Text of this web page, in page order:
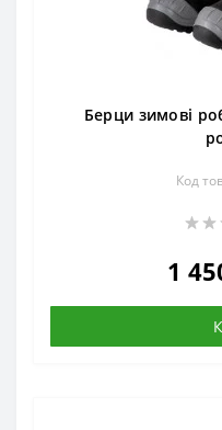
Берци зимові
Код
1